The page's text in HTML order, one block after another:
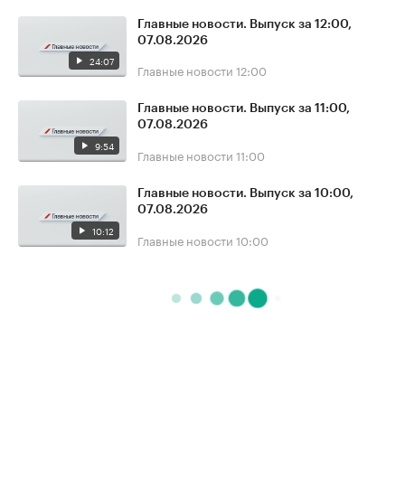
24:07
Главные новости. Выпуск за 12:00,
07.08.2026
Главные новости 12:00
9:54
Главные новости. Выпуск за 11:00,
07.08.2026
Главные новости 11:00
10:12
Главные новости. Выпуск за 10:00,
07.08.2026
Главные новости 10:00